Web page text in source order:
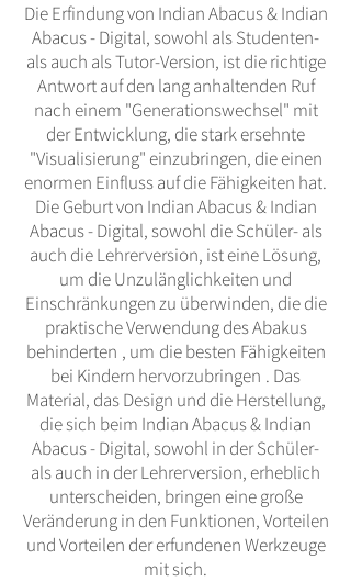
Die Erfindung von Indian Abacus & Indian
Abacus - Digital, sowohl als Studenten-
als auch als Tutor-Version, ist die richtige
Antwort auf den lang anhaltenden Ruf
nach einem "Generationswechsel" mit
der Entwicklung, die stark ersehnte
"Visualisierung" einzubringen, die einen
enormen Einfluss auf die Fähigkeiten hat.
Die Geburt von Indian Abacus & Indian
Abacus - Digital, sowohl die Schüler- als
auch die Lehrerversion, ist eine Lösung,
um die Unzulänglichkeiten und
Einschränkungen zu überwinden, die die
praktische Verwendung des Abakus
behinderten , um die besten Fähigkeiten
bei Kindern hervorzubringen . Das
Material, das Design und die Herstellung,
die sich beim Indian Abacus & Indian
Abacus - Digital, sowohl in der Schüler-
als auch in der Lehrerversion, erheblich
unterscheiden, bringen eine große
Veränderung in den Funktionen, Vorteilen
und Vorteilen der erfundenen Werkzeuge
mit sich.